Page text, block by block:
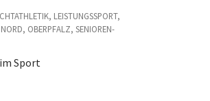
LEISTUNGSSPORT,
OBERPFALZ, SENIOREN-
Sport